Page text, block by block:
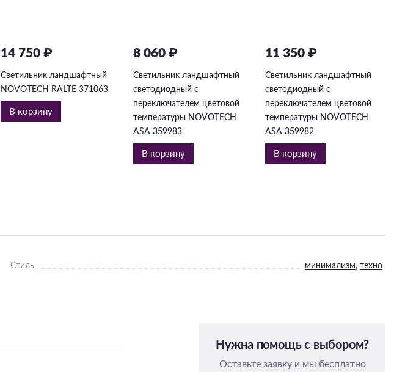
14 750 ₽
Светильник ландшафтный
NOVOTECH RALTE 371063
В корзину
8 060 ₽
Светильник ландшафтный
светодиодный с
переключателем цветовой
температуры NOVOTECH
ASA 359983
В корзину
11 350 ₽
Светильник ландшафтный
светодиодный с
переключателем цветовой
температуры NOVOTECH
ASA 359982
В корзину
Стиль минимализм, техно
Нужна помощь с выбором?
Оставьте заявку и мы бесплатно